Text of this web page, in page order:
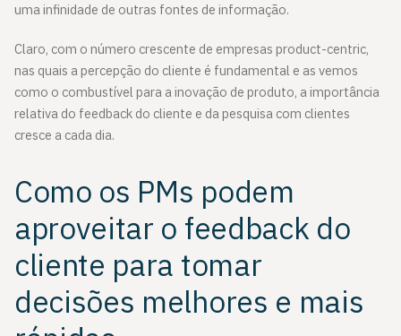
uma infinidade de outras fontes de informação.
Claro, com o número crescente de empresas product-centric,
nas quais a percepção do cliente é fundamental e as vemos
como o combustível para a inovação de produto, a importância
relativa do feedback do cliente e da pesquisa com clientes
cresce a cada dia.
Como os PMs podem
aproveitar o feedback do
cliente para tomar
decisões melhores e mais